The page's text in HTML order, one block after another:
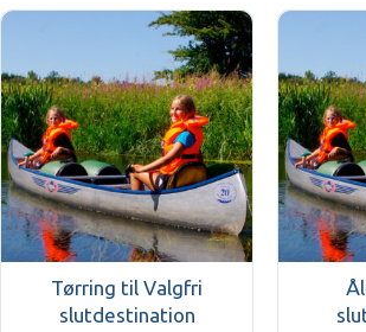
Tørring til Valgfri
slutdestination